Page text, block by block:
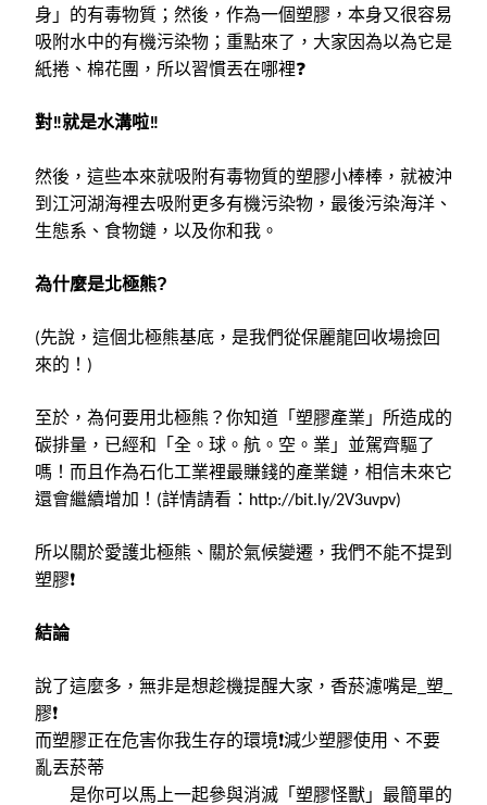
身」的有毒物質；然後，作為一個塑膠，本身又很容易
吸附水中的有機污染物；重點來了，大家因為以為它是
紙捲、棉花團，所以習慣丟在哪裡❓
對‼就是水溝啦‼
然後，這些本來就吸附有毒物質的塑膠小棒棒，就被沖
到江河湖海裡去吸附更多有機污染物，最後污染海洋、
生態系、食物鏈，以及你和我。
為什麼是北極熊?
(先說，這個北極熊基底，是我們從保麗龍回收場撿回
來的！ )
至於，為何要用北極熊？你知道「塑膠產業」所造成的
碳排量，已經和「全。球。航。空。業」並駕齊驅了
嗎！而且作為石化工業裡最賺錢的產業鏈，相信未來它
還會繼續增加！ (詳情請看： http://bit.ly/2V3uvpv)
所以關於愛護北極熊、關於氣候變遷，我們不能不提到
塑膠❗
結論
說了這麼多，無非是想趁機提醒大家，香菸濾嘴是 塑
膠❗
而塑膠正在危害你我生存的環境❗減少塑膠使用、不要
亂丟菸蒂
是你可以馬上一起參與消滅「塑膠怪獸」最簡單的